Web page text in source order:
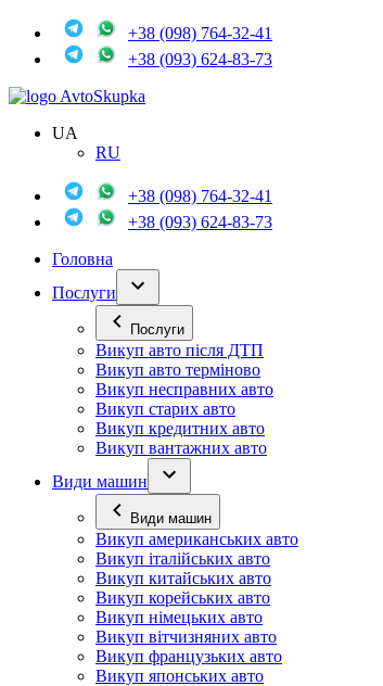
+38 (098) 764-32-41
+38 (093) 624-83-73
AvtoSkupka
UA
RU
+38 (098) 764-32-41
+38 (093) 624-83-73
Головна
Послуги
Послуги
Викуп авто після ДТП
Викуп авто терміново
Викуп несправних авто
Викуп старих авто
Викуп кредитних авто
Викуп вантажних авто
Види машин
Види машин
Викуп американських авто
Викуп італійських авто
Викуп китайських авто
Викуп корейських авто
Викуп німецьких авто
Викуп вітчизняних авто
Викуп французьких авто
Викуп японських авто